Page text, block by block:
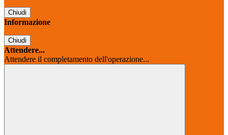
Chiudi
Informazione
Chiudi
Attendere...
Attendere il completamento dell'operazione...